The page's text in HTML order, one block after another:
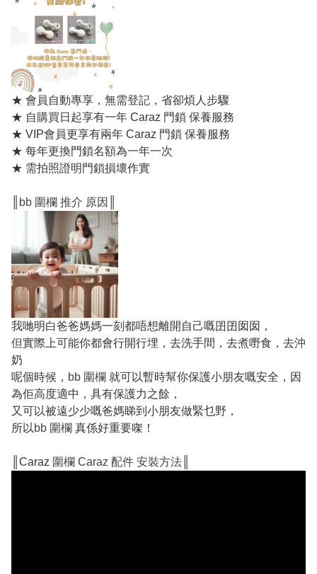
★ 會員自動專享，無需登記，省卻煩人步驟
★ 自購買日起享有一年 Caraz 門鎖 保養服務
★ VIP會員更享有兩年 Caraz 門鎖 保養服務
★ 每年更換門鎖名額為一年一次
★ 需拍照證明門鎖損壞作實
bb 圍欄 推介 原因
我哋明白爸爸媽媽一刻都唔想離開自己嘅囝囝囡囡，
但實際上可能你都會行開行埋，去洗手間，去煮嘢食，去沖
奶
呢個時候， bb 圍欄 就可以暫時幫你保護小朋友嘅安全，因
為佢高度適中，具有保護力之餘，
又可以被遠少少嘅爸媽睇到小朋友做緊乜野，
所以 bb 圍欄 真係好重要㗎！
║Caraz 圍欄 Caraz 配件 安裝方法